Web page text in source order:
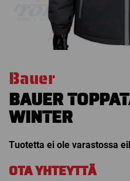
Bauer
BAUER
WINTER
Tuotetta ei ole varastossa
OTA YHTEYTTÄ